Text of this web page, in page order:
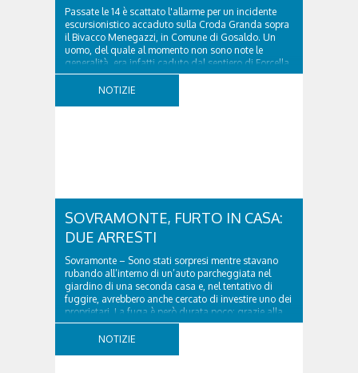
Passate le 14 è scattato l'allarme per un incidente
escursionistico accaduto sulla Croda Granda sopra
il Bivacco Menegazzi, in Comune di Gosaldo. Un
uomo, del quale al momento non sono note le
generalità, era infatti caduto dal sentiero di Forcella
delle Mughe, ruzzolando per una quindicina...
NOTIZIE
SOVRAMONTE, FURTO IN CASA:
DUE ARRESTI
Sovramonte – Sono stati sorpresi mentre stavano
rubando all’interno di un’auto parcheggiata nel
giardino di una seconda casa e, nel tentativo di
fuggire, avrebbero anche cercato di investire uno dei
proprietari. La fuga è però durata poco: grazie alla
tempestiva chiamata al 112 e all’intervento...
NOTIZIE